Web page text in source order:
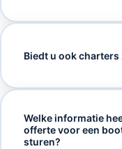
Biedt u ook
Welke informatie
offerte voor een
sturen?